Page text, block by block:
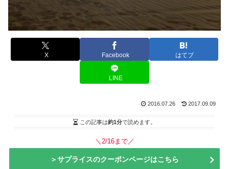
X Facebook はてブ
LINE
2016.07.26 2017.09.09
この記事は約1分で読めます。
＼2/16まで／
＞サプライスのクーポンページはこちら